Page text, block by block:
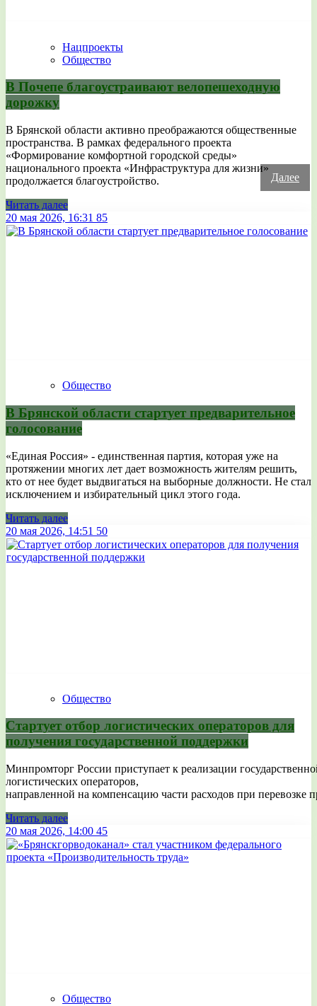
Нацпроекты
Общество
В Почепе благоустраивают велопешеходную
дорожку
В Брянской области активно преображаются общественные
пространства. В рамках федерального проекта
«Формирование комфортной городской среды»
национального проекта «Инфраструктура для жизни»
продолжается благоустройство.
Читать далее
20 мая 2026, 16:31 85
Общество
В Брянской области стартует предварительное
голосование
«Единая Россия» - единственная партия, которая уже на
протяжении многих лет дает возможность жителям решить,
кто от нее будет выдвигаться на выборные должности. Не стал
исключением и избирательный цикл этого года.
Читать далее
20 мая 2026, 14:51 50
Общество
Стартует отбор логистических операторов для
получения государственной поддержки
Минпромторг России приступает к реализации
логистических операторов,
направленной на компенсацию части расходов при перевозке
Читать далее
20 мая 2026, 14:00 45
Общество
Далее